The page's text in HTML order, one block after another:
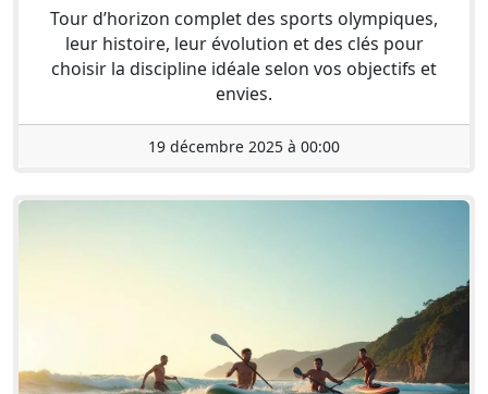
Tour d’horizon complet des sports olympiques,
leur histoire, leur évolution et des clés pour
choisir la discipline idéale selon vos objectifs et
envies.
19 décembre 2025 à 00:00